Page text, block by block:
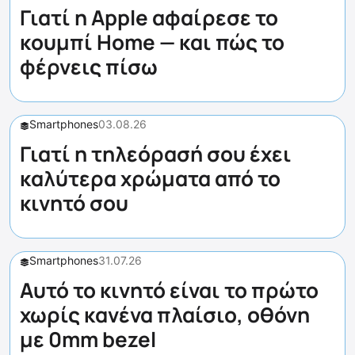
Γιατί η Apple αφαίρεσε το
κουμπί Home — και πώς το
φέρνεις πίσω
Smartphones03.08.26
Γιατί η τηλεόρασή σου έχει
καλύτερα χρώματα από το
κινητό σου
Smartphones31.07.26
Αυτό το κινητό είναι το πρώτο
χωρίς κανένα πλαίσιο, οθόνη
με 0mm bezel